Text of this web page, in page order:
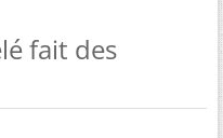
fait des